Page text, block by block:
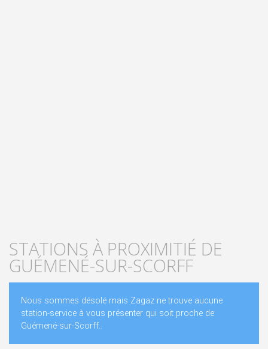
STATIONS À PROXIMITIÉ DE
GUÉMENÉ-SUR-SCORFF
Nous sommes désolé mais Zagaz ne trouve aucune
station-service à vous présenter qui soit proche de
Guémené-sur-Scorff..